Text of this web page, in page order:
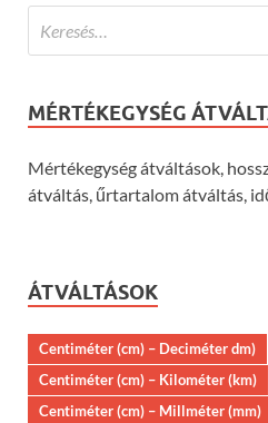
MÉRTÉKEGYSÉG
Mértékegység átváltások,
átváltás, űrtartalom átváltás,
ÁTVÁLTÁSOK
Centiméter (cm) – Deciméter dm)
Centiméter (cm) – Kilométer (km)
Centiméter (cm) – Millméter (mm)